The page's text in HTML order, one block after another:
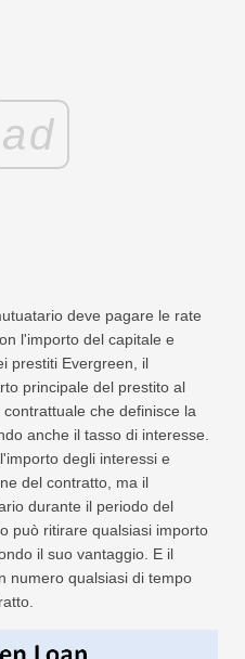
ad
deve pagare le rate
l'importo del capitale e
prestiti Evergreen, il
principale del prestito al
che definisce la
anche il tasso di interesse.
degli interessi e
del contratto, ma il
durante il periodo del
può ritirare qualsiasi importo
il suo vantaggio. E il
numero qualsiasi di tempo